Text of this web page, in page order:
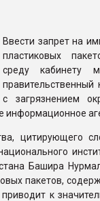
Ввести запрет на
пластиковых
среду кабинету
правительственный
с загрязнением
информационное
цитирующего
Башира
пакетов,
к